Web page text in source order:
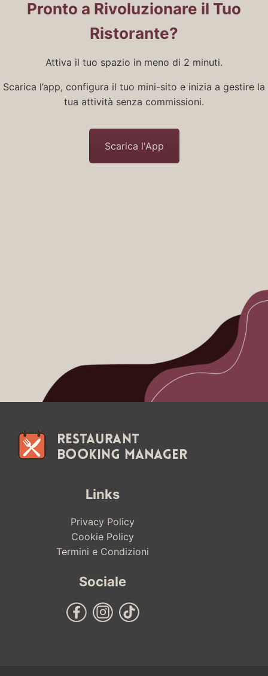
Pronto a Rivoluzionare il Tuo
Ristorante?
Attiva il tuo spazio in meno di 2 minuti.
Scarica l’app, configura il tuo mini-sito e inizia a gestire la
tua attività senza commissioni.
Scarica l'App
Links
Privacy Policy
Cookie Policy
Termini e Condizioni
Sociale